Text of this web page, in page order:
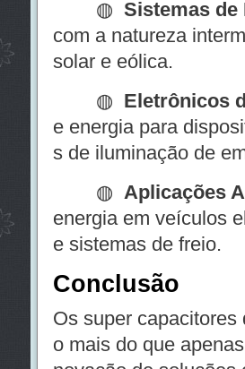
◍ Sistemas de
com a natureza
solar e eólica.
◍ Eletrônicos
e energia para
s de iluminação de
◍ Aplicações
energia em veículos
e sistemas de freio.
Conclusão
Os super capacitores
o mais do que